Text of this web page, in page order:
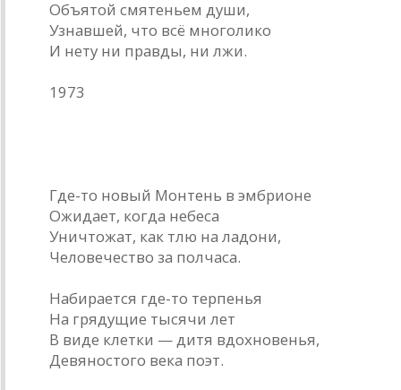
Объятой смятеньем души,
Узнавшей, что всё многолико
И нету ни правды, ни лжи.
1973
Где-то новый Монтень в эмбрионе
Ожидает, когда небеса
Уничтожат, как тлю на ладони,
Человечество за полчаса.
Набирается где-то терпенья
На грядущие тысячи лет
В виде клетки — дитя вдохновенья,
Девяностого века поэт.